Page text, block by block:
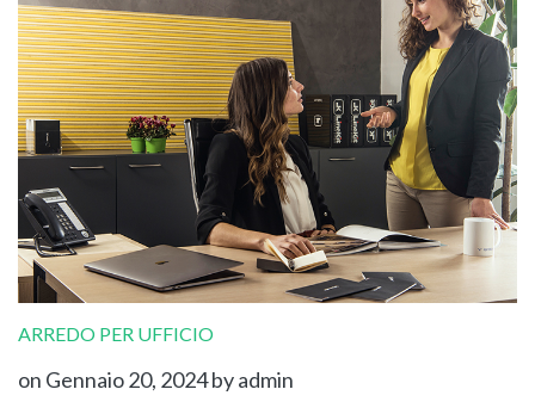
ARREDO PER UFFICIO
on Gennaio 20, 2024by admin